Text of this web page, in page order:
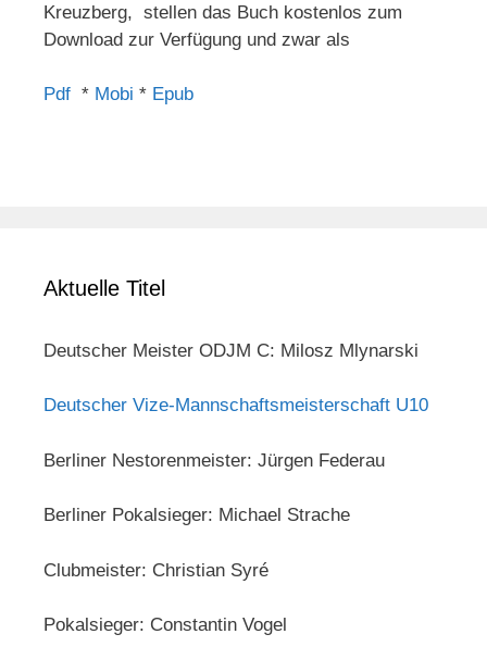
Kreuzberg, stellen das Buch kostenlos zum
Download zur Verfügung und zwar als
Pdf * Mobi * Epub
Aktuelle Titel
Deutscher Meister ODJM C: Milosz Mlynarski
Deutscher Vize-Mannschaftsmeisterschaft U10
Berliner Nestorenmeister: Jürgen Federau
Berliner Pokalsieger: Michael Strache
Clubmeister: Christian Syré
Pokalsieger: Constantin Vogel